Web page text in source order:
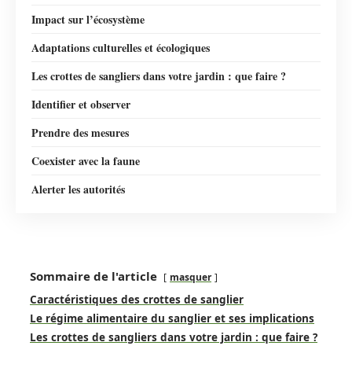
Impact sur l’écosystème
Adaptations culturelles et écologiques
Les crottes de sangliers dans votre jardin : que faire ?
Identifier et observer
Prendre des mesures
Coexister avec la faune
Alerter les autorités
Sommaire de l'article masquer
Caractéristiques des crottes de sanglier
Le régime alimentaire du sanglier et ses implications
Les crottes de sangliers dans votre jardin : que faire ?